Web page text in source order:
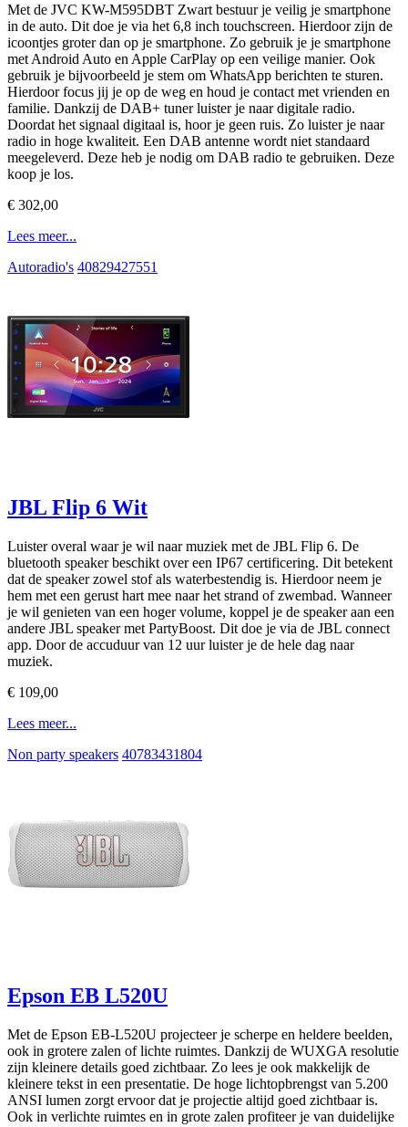
Met de JVC KW-M595DBT Zwart bestuur je veilig je smartphone
in de auto. Dit doe je via het 6,8 inch touchscreen. Hierdoor zijn de
icoontjes groter dan op je smartphone. Zo gebruik je je smartphone
met Android Auto en Apple CarPlay op een veilige manier. Ook
gebruik je bijvoorbeeld je stem om WhatsApp berichten te sturen.
Hierdoor focus jij je op de weg en houd je contact met vrienden en
familie. Dankzij de DAB+ tuner luister je naar digitale radio.
Doordat het signaal digitaal is, hoor je geen ruis. Zo luister je naar
radio in hoge kwaliteit. Een DAB antenne wordt niet standaard
meegeleverd. Deze heb je nodig om DAB radio te gebruiken. Deze
koop je los.
€ 302,00
Lees meer...
Autoradio's 40829427551
JBL Flip 6 Wit
Luister overal waar je wil naar muziek met de JBL Flip 6. De
bluetooth speaker beschikt over een IP67 certificering. Dit betekent
dat de speaker zowel stof als waterbestendig is. Hierdoor neem je
hem met een gerust hart mee naar het strand of zwembad. Wanneer
je wil genieten van een hoger volume, koppel je de speaker aan een
andere JBL speaker met PartyBoost. Dit doe je via de JBL connect
app. Door de accuduur van 12 uur luister je de hele dag naar
muziek.
€ 109,00
Lees meer...
Non party speakers 40783431804
Epson EB L520U
Met de Epson EB-L520U projecteer je scherpe en heldere beelden,
ook in grotere zalen of lichte ruimtes. Dankzij de WUXGA resolutie
zijn kleinere details goed zichtbaar. Zo lees je ook makkelijk de
kleinere tekst in een presentatie. De hoge lichtopbrengst van 5.200
ANSI lumen zorgt ervoor dat je projectie altijd goed zichtbaar is.
Ook in verlichte ruimtes en in grote zalen profiteer je van duidelijke